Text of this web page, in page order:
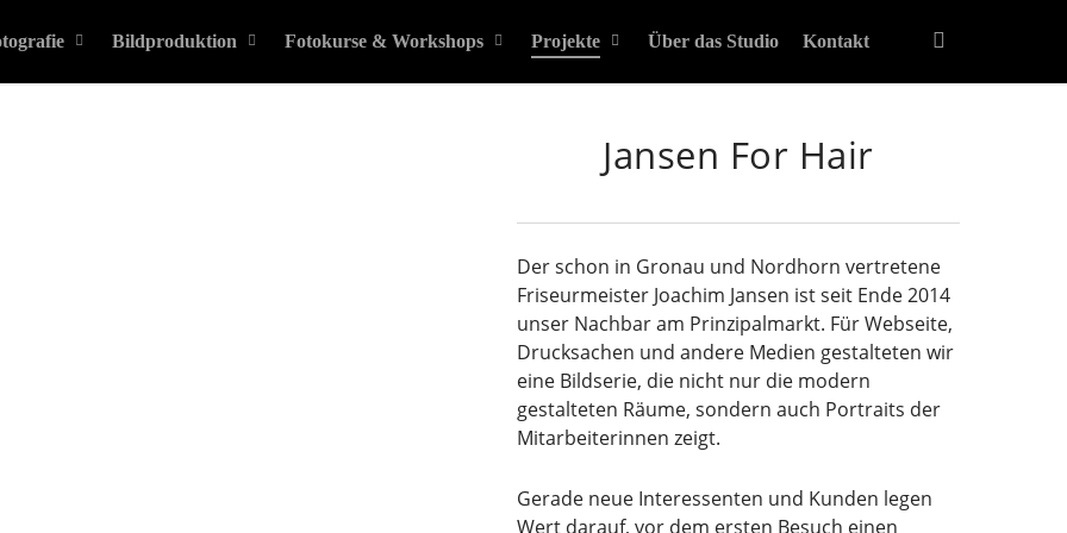
Bildproduktion Fotokurse & Workshops Projekte Über das Studio Kontakt instagram
Jansen For Hair
Der schon in Gronau und Nordhorn vertretene
Friseurmeister Joachim Jansen ist seit Ende 2014
unser Nachbar am Prinzipalmarkt. Für Webseite,
Drucksachen und andere Medien gestalteten wir
eine Bildserie, die nicht nur die modern
gestalteten Räume, sondern auch Portraits der
Mitarbeiterinnen zeigt.
Gerade neue Interessenten und Kunden legen
Wert darauf, vor dem ersten Besuch einen